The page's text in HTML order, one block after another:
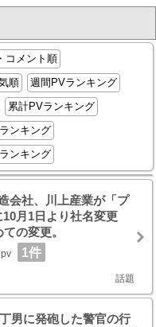
コメント順
順
週間PVランキング
累計PVランキング
ンキング
ンキング
会社、川上産業が「プ
月1日より社名変更
の変更。
1件
話題
男に発砲した警官の行